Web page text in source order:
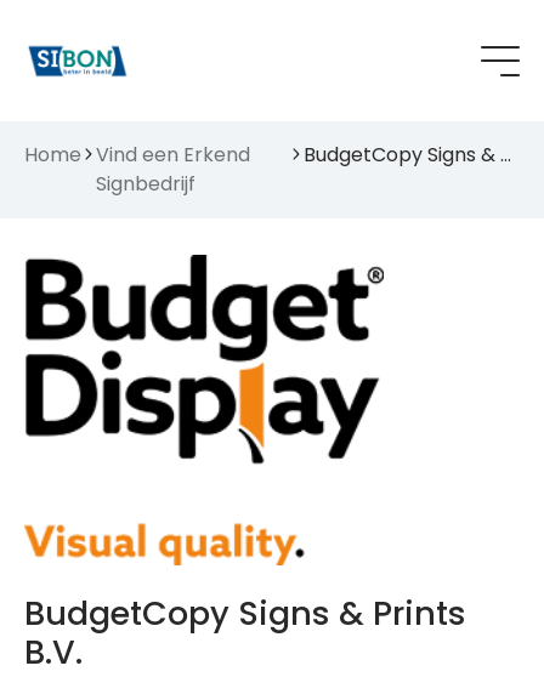
Home Vind een Erkend
Signbedrijf
BudgetCopy Signs & Prints B.V.
BudgetCopy Signs & Prints
B.V.